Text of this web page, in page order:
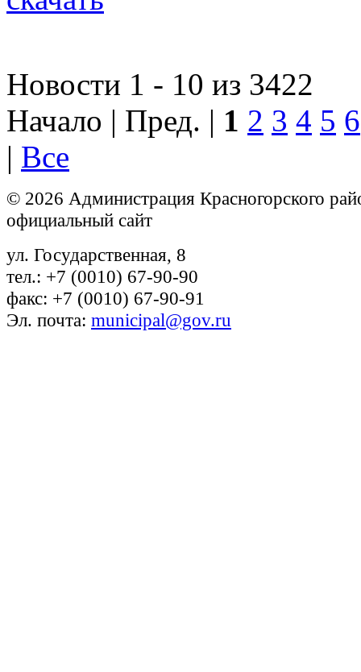
Новости 1 - 10 из 3422
Начало | Пред. | 1 2 3 4 5 6
| Все
© 2026 Администрация Красногорского
официальный сайт
ул. Государственная, 8
тел.: +7 (0010) 67-90-90
факс: +7 (0010) 67-90-91
Эл. почта: municipal@gov.ru